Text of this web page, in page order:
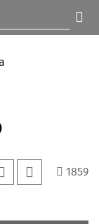
1859